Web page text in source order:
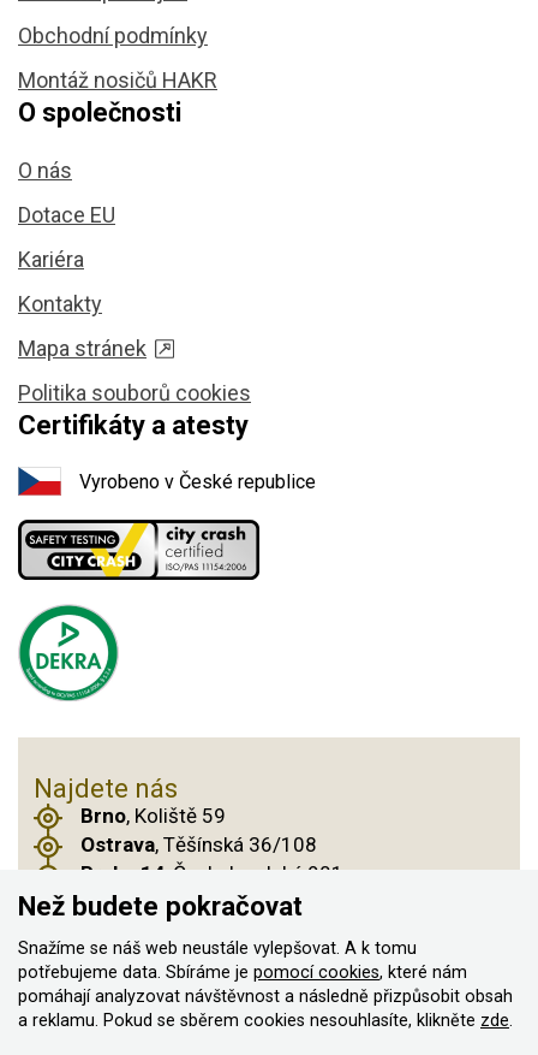
Obchodní podmínky
Montáž nosičů HAKR
O společnosti
O nás
Dotace EU
Kariéra
Kontakty
Mapa stránek
Politika souborů cookies
Certifikáty a atesty
Vyrobeno v České republice
Najdete nás
Brno, Koliště 59
Ostrava, Těšínská 36/108
Praha 14, Českobrodská 901
© 2011–2026 ASN Hakr Brno. Všechna práva
vyhrazena
Vytvořilo
Než budete pokračovat
Snažíme se náš web neustále vylepšovat. A k tomu
potřebujeme data. Sbíráme je pomocí cookies, které nám
pomáhají analyzovat návštěvnost a následně přizpůsobit obsah
a reklamu. Pokud se sběrem cookies nesouhlasíte, klikněte zde.